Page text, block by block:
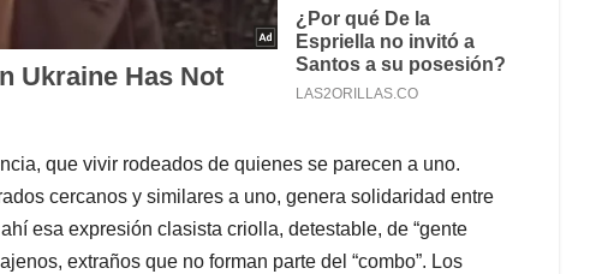
que vivir rodeados de quienes se parecen a uno.
cercanos y similares a uno, genera solidaridad entre
esa expresión clasista criolla, detestable, de “gente
extraños que no forman parte del “combo”. Los